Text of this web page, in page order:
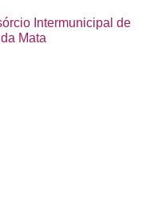
Intermunicipal de
Mata